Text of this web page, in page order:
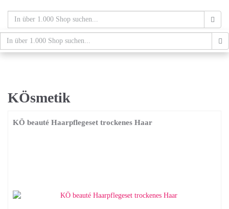
content
schaufenster.de
KÖsmetik
KÖ beauté Haarpflegeset trockenes Haar